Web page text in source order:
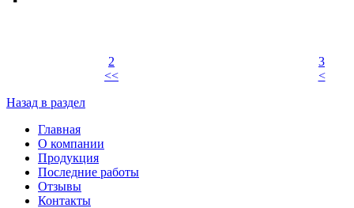
2 3
<<
<
Назад в раздел
Главная
О компании
Продукция
Последние работы
Отзывы
Контакты